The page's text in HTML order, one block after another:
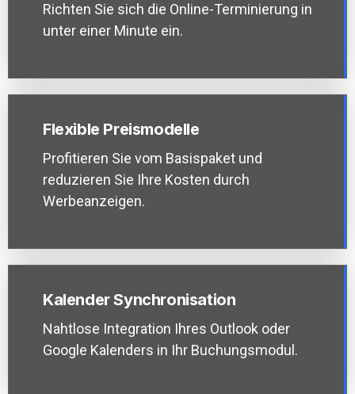
Richten Sie sich die Online-Terminierung in
unter einer Minute ein.
Flexible Preismodelle
Profitieren Sie vom Basispaket und
reduzieren Sie Ihre Kosten durch
Werbeanzeigen.
Kalender Synchronisation
Nahtlose Integration Ihres Outlook oder
Google Kalenders in Ihr Buchungsmodul.